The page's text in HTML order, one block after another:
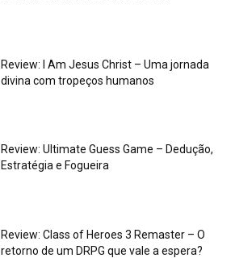
Review: I Am Jesus Christ – Uma jornada
divina com tropeços humanos
Review: Ultimate Guess Game – Dedução,
Estratégia e Fogueira
Review: Class of Heroes 3 Remaster – O
retorno de um DRPG que vale a espera?